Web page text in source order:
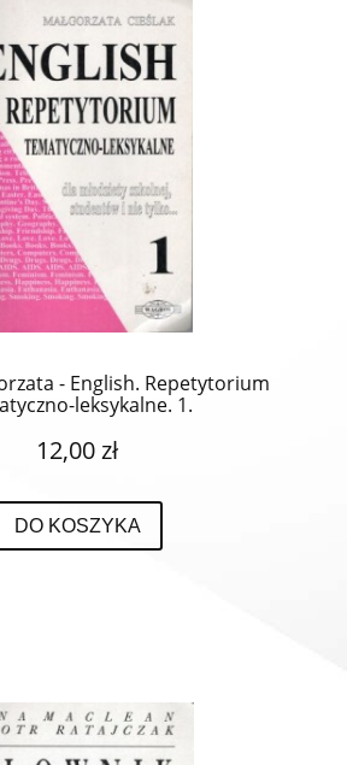
- English. Repetytorium
leksykalne. 1.
12,00 zł
DO KOSZYKA